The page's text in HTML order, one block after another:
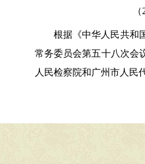
（
根据 《中华人民共
常务委员会第五十八 次会
人民检察院和广州市人民